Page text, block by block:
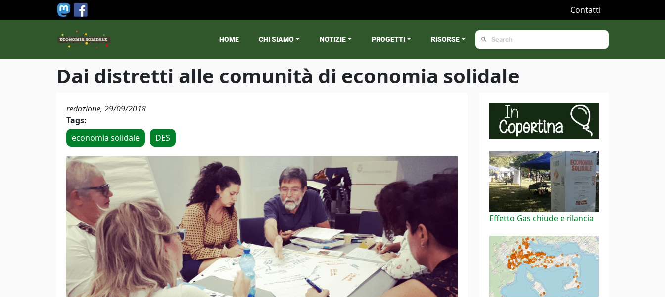
Salta al contenuto principale Contatti
Main menu
HOME CHI SIAMO NOTIZIE PROGETTI RISORSE
Dai distretti alle comunità di economia solidale
redazione, 29/09/2018
Tags:
economia solidale
DES
Effetto Gas chiude e rilancia